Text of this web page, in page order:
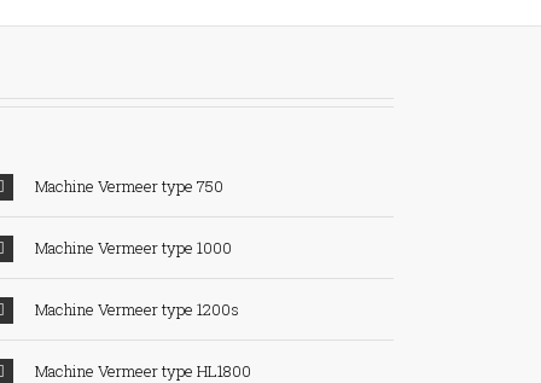
Machine Vermeer type 750
Machine Vermeer type 1000
Machine Vermeer type 1200s
Machine Vermeer type HL1800